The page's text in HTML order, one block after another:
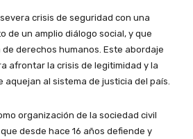
crisis de seguridad con una
de un amplio diálogo social, y que
derechos humanos. Este abordaje
afrontar la crisis de legitimidad y la
al sistema de justicia del país.
organización de la sociedad civil
desde hace 16 años defiende y